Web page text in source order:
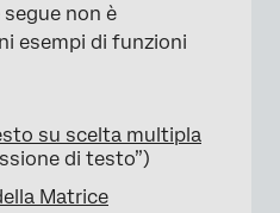
non è
esempi di funzioni
su scelta multipla
di testo”)
Matrice